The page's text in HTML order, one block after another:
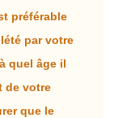
préférable
par votre
quel âge il
de votre
que le